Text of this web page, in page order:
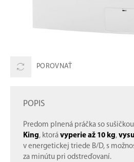
POROVNAŤ
POPIS
Predom plnená práčka so sušičkou
King, ktorá vyperie až 10 kg,
v energetickej triede B/D, s
za minútu pri odstreďovaní.